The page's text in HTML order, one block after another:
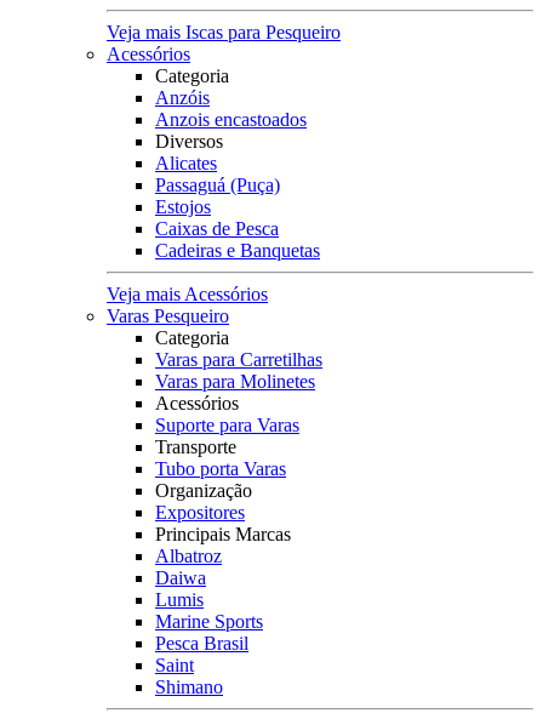
Veja mais Iscas para Pesqueiro
Acessórios
Categoria
Anzóis
Anzois encastoados
Diversos
Alicates
Passaguá (Puça)
Estojos
Caixas de Pesca
Cadeiras e Banquetas
Veja mais Acessórios
Varas Pesqueiro
Categoria
Varas para Carretilhas
Varas para Molinetes
Acessórios
Suporte para Varas
Transporte
Tubo porta Varas
Organização
Expositores
Principais Marcas
Albatroz
Daiwa
Lumis
Marine Sports
Pesca Brasil
Saint
Shimano